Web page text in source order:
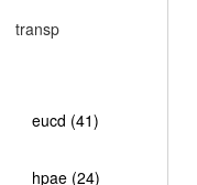
transp
eucd (41)
hpae (24)